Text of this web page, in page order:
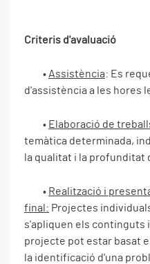
Criteris d'avaluació
• Assistència: Es
d'assistència a les hores
• Elaboració de
temàtica determinada,
la qualitat i la profunditat
• Realització i
final: Projectes
s'apliquen els continguts
projecte pot estar basat
la identificació d'una